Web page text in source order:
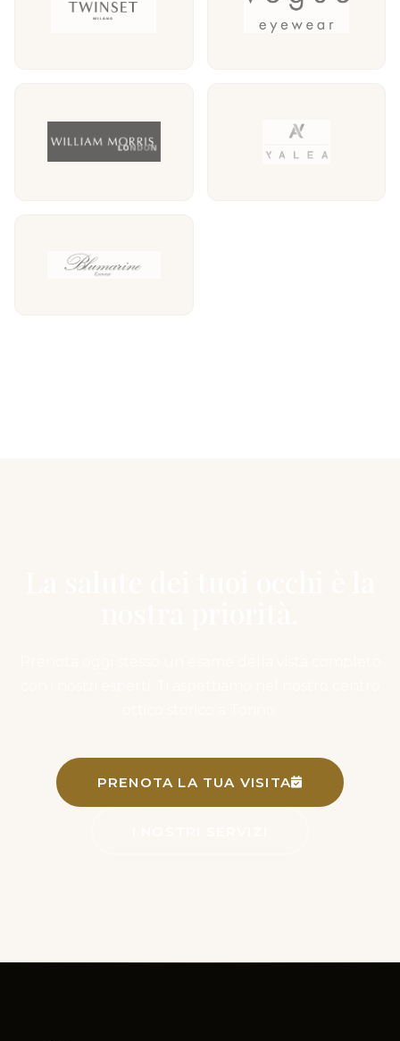
PRENOTA LA TUA VISITA